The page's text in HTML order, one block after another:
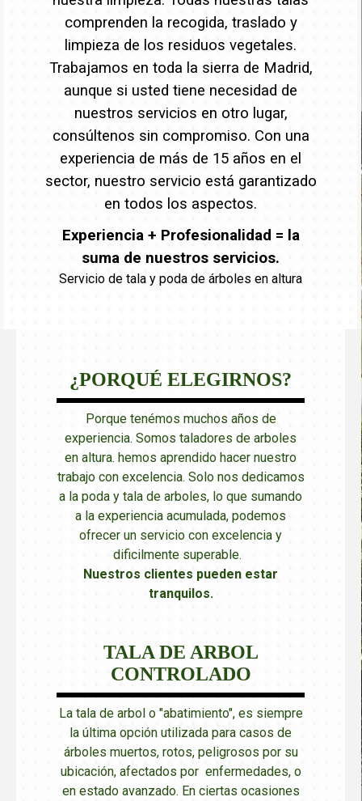
comprenden la recogida, traslado y
limpieza de los residuos vegetales.
Trabajamos en toda la sierra de Madrid,
aunque si usted tiene necesidad de
nuestros servicios en otro lugar,
consúltenos sin compromiso. Con una
experiencia de más de 15 años en el
sector, nuestro servicio está garantizado
en todos los aspectos.
Experiencia + Profesionalidad = la
suma de nuestros servicios.
Servicio de tala y poda de árboles en altura
¿PORQUÉ ELEGIRNOS?
Porque tenémos muchos años de
experiencia. Somos taladores de arboles
en altura. hemos aprendido hacer nuestro
trabajo con excelencia. Solo nos dedicamos
a la poda y tala de arboles, lo que sumando
a la experiencia acumulada, podemos
ofrecer un servicio con excelencia y
dificilmente superable.
Nuestros clientes pueden estar
tranquilos.
TALA DE ARBOL
CONTROLADO
La tala de arbol o "abatimiento", es siempre
la última opción utilizada para casos de
árboles muertos, rotos, peligrosos por su
ubicación, afectados por enfermedades, o
en estado avanzado. En ciertas ocasiones